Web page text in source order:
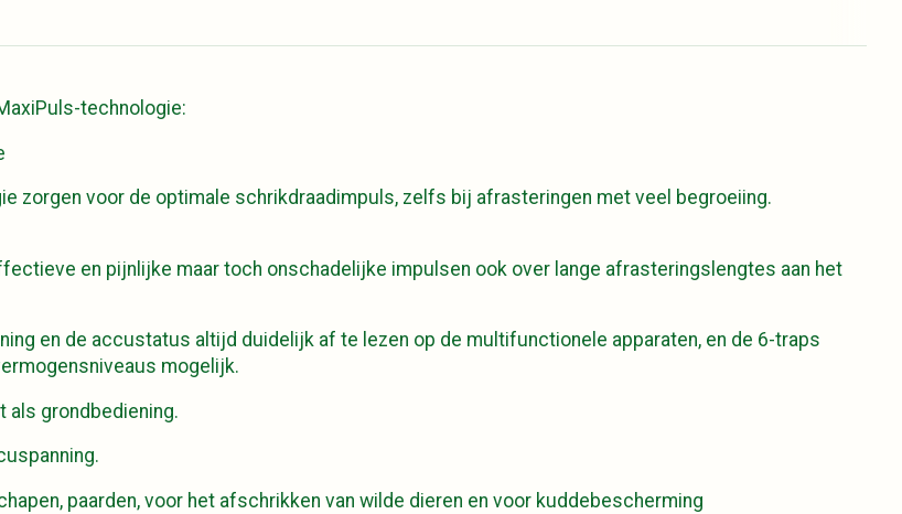
technologie:
zorgen voor de optimale schrikdraadimpuls, zelfs bij afrasteringen met veel begroeiing.
en pijnlijke maar toch onschadelijke impulsen ook over lange afrasteringslengtes aan het
en de accustatus altijd duidelijk af te lezen op de multifunctionele apparaten, en de 6-traps
mogelijk.
als grondbediening.
paarden, voor het afschrikken van wilde dieren en voor kuddebescherming